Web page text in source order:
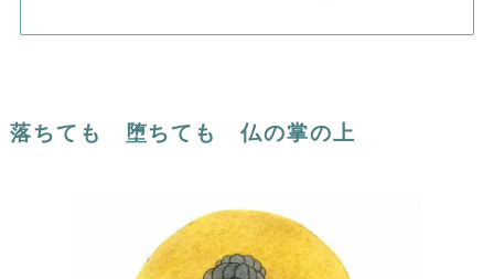
落ちても 堕ちても 仏の掌の上